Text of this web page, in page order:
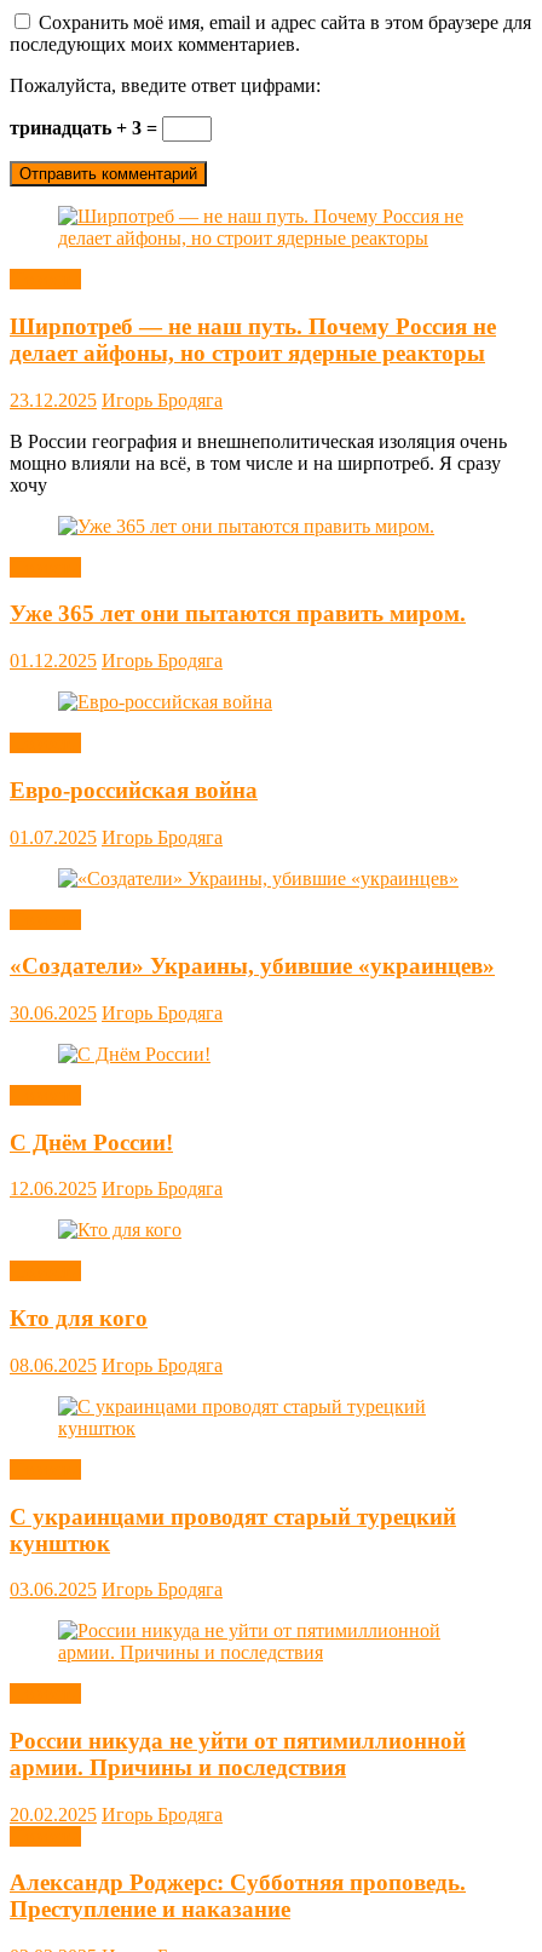
Сохранить моё имя, email и адрес сайта в этом браузере для
последующих моих комментариев.
Пожалуйста, введите ответ цифрами:
тринадцать + 3 =
Ширпотреб — не наш путь. Почему Россия не
делает айфоны, но строит ядерные реакторы
23.12.2025 Игорь Бродяга
В России география и внешнеполитическая изоляция очень
мощно влияли на всё, в том числе и на ширпотреб. Я сразу
хочу
Уже 365 лет они пытаются править миром.
01.12.2025 Игорь Бродяга
Евро-российская война
01.07.2025 Игорь Бродяга
«Создатели» Украины, убившие «украинцев»
30.06.2025 Игорь Бродяга
С Днём России!
12.06.2025 Игорь Бродяга
Кто для кого
08.06.2025 Игорь Бродяга
С украинцами проводят старый турецкий
кунштюк
03.06.2025 Игорь Бродяга
России никуда не уйти от пятимиллионной
армии. Причины и последствия
20.02.2025 Игорь Бродяга
Александр Роджерс: Субботняя проповедь.
Преступление и наказание